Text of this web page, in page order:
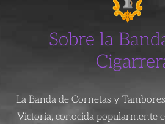
Sobre la
La Banda de Cornetas y
Victoria, conocida popularmente